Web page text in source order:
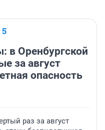
в Оренбургской
за август
опасность
раз за август